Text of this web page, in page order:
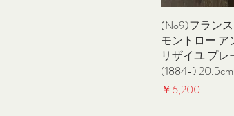
クイッ
(No9)フラン
モントロー ア
リザイユ プレ
(1884-) 20.5cm
価格
￥6,200